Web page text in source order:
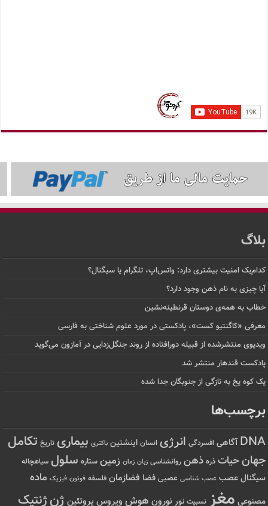
بلاگ
کدام‌یک امنیت بیشتری دارد: واتس‌اپ، تلگرام یا سیگنال؟
آیا چیزی به نام ذهن وجود دارد؟
خطاب به همه‌ی دوستان قرنطینه‌نشین
معرفی «کاگنتیو کست»، پادکستی در مورد علوم شناختی به فارسی
ویدیوی منتشرشده از قبیله دورافتاده‌ از روند جنگل‌زدایی در آمازون می‌گوید
پادکست قندهار منتشر شد
یک کوه یخ به تازگی از جنوبگان جدا شده
برچسب‌ها
DNA آگاهی افسردگی انرژی انسان اینشتین باکتری بیماری تاریخ تکامل
جهانحیات ذره ذهن روانشناسی زبان زمان زمین ستاره سلول سیاهچاله
سیگنال عصب عصب شناسی عصبی فضا فضازمان فلسفه فوتون فیزیک ماده
مصنوعی مغز نسبیت نور نورون هوش ویروس پروتئین ژنژنتیک